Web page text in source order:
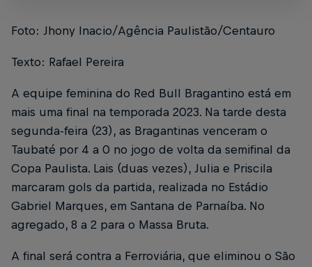
Foto: Jhony Inacio/Agência Paulistão/Centauro
Texto: Rafael Pereira
A equipe feminina do Red Bull Bragantino está em
mais uma final na temporada 2023. Na tarde desta
segunda-feira (23), as Bragantinas venceram o
Taubaté por 4 a 0 no jogo de volta da semifinal da
Copa Paulista. Lais (duas vezes), Julia e Priscila
marcaram gols da partida, realizada no Estádio
Gabriel Marques, em Santana de Parnaíba. No
agregado, 8 a 2 para o Massa Bruta.
A final será contra a Ferroviária, que eliminou o São